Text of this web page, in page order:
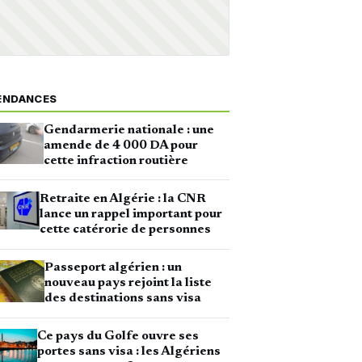
Gendarmerie nationale : une
amende de 4 000 DA pour
cette infraction routière
Retraite en Algérie : la CNR
lance un rappel important pour
cette catérorie de personnes
Passeport algérien : un
nouveau pays rejoint la liste
des destinations sans visa
Ce pays du Golfe ouvre ses
portes sans visa : les Algériens